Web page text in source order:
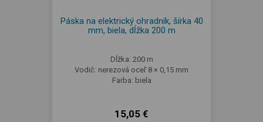
Páska na elektrický ohradník, šírka 40
mm, biela, dĺžka 200 m
Dĺžka: 200 m
Vodič: nerezová oceľ 8 × 0,15 mm
Farba: biela
15,05 €